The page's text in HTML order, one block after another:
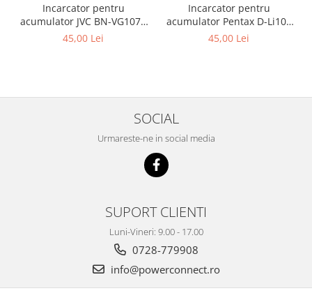
Incarcator pentru
acumulator JVC BN-VG107e
Patona
45,00 Lei
Incarcator pentru
acumulator Pentax D-Li109
Patona
45,00 Lei
SOCIAL
Urmareste-ne in social media
SUPORT CLIENTI
Luni-Vineri: 9.00 - 17.00
0728-779908
info@powerconnect.ro